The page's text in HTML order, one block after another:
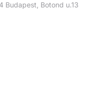
Budapest, Botond u.13